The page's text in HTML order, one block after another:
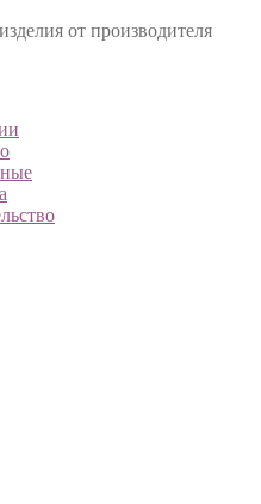
от производителя